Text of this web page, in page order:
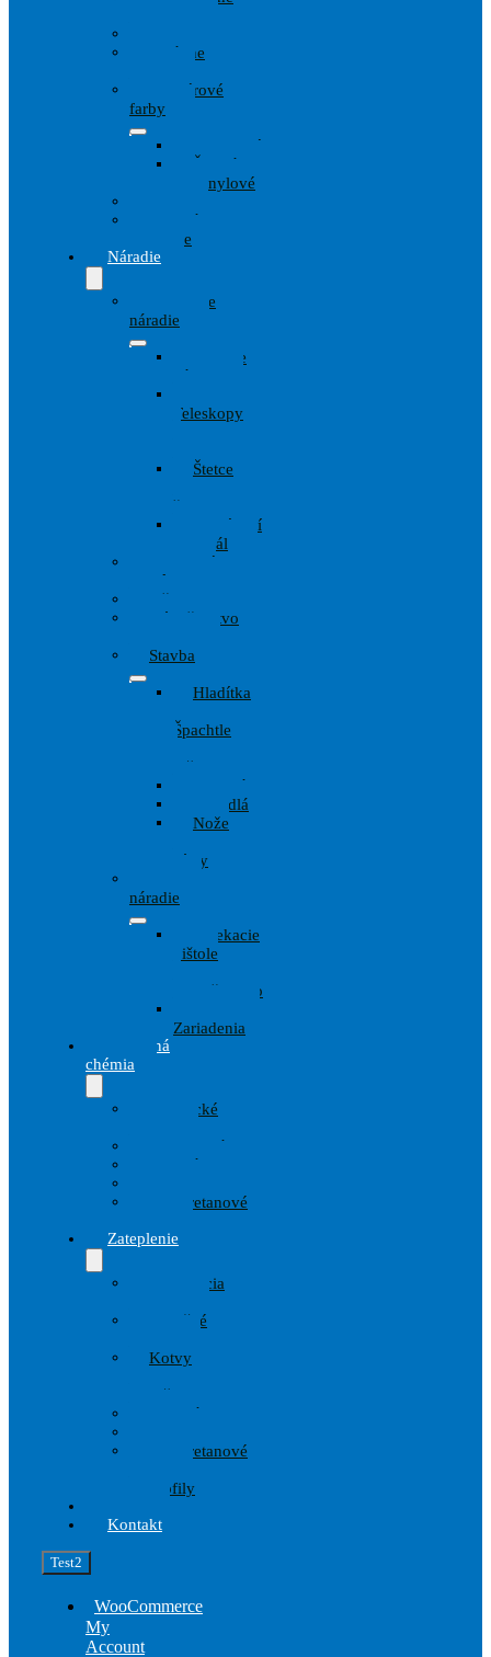
Fasádne
Interiérové
farby
Disperzné
Špeciálne
Vinylové
Penetrácie
Spreje
Náradie
Maliarske
náradie
Lepiace
pásky
Teleskopy
Štetce
štetky
Zakrývací
materiál
Ochranné
pomôcky
Pištole
Príslušenstvo
Stavba
Hladítka
Špachtle
lyžice
Kladivá
Meradlá
Nože
Pílky
náradie
Striekacie
pištole
prislušenstvo
Zariadenia
Stavebná
chémia
Chemické
Hydroizolácie
Penetrácie
Polyuretanové
Zateplenie
Armovacia
Izolačné
Kotvy
Hmoždinky
Lepidlá
Polyuretanové
Profily
Kontakt
Test2
WooCommerce
My
Account